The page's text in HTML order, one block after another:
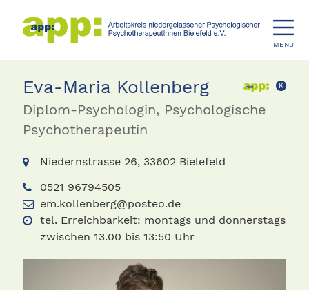
MENÜ
Eva-Maria Kollenberg
Diplom-Psychologin, Psychologische
Psychotherapeutin
Niedernstrasse 26, 33602 Bielefeld
0521 96794505
em.kollenberg@posteo.de
tel. Erreichbarkeit: montags und donnerstags
zwischen 13.00 bis 13:50 Uhr
K